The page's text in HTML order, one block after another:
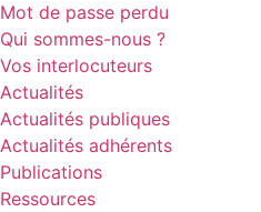
Mot de passe perdu
Qui sommes-nous ?
Vos interlocuteurs
Actualités
Actualités publiques
Actualités adhérents
Publications
Ressources